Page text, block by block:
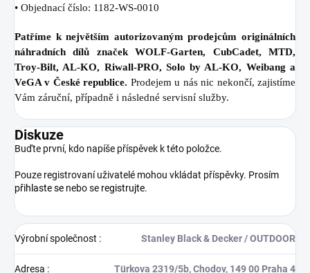
• Objednací číslo: 1182-WS-0010
Patříme k největším autorizovaným prodejcům originálních
náhradních dílů značek WOLF-Garten, CubCadet, MTD,
Troy-Bilt, AL-KO, Riwall-PRO, Solo by AL-KO, Weibang a
VeGA v České republice. Prodejem u nás nic nekončí, zajistíme
Vám záruční, případně i následné servisní služby.
Diskuze
Buďte první, kdo napíše příspěvek k této položce.
Pouze registrovaní uživatelé mohou vkládat příspěvky. Prosím
přihlaste se nebo se registrujte.
Výrobní společnost : Stanley Black & Decker / OUTDOOR
Adresa : Türkova 2319/5b, Chodov, 149 00 Praha 4